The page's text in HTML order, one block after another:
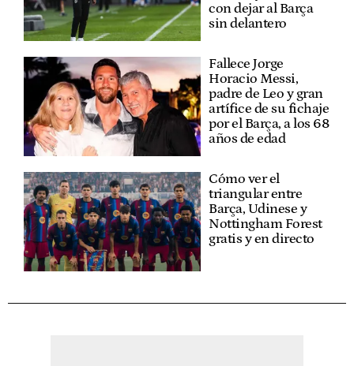
con dejar al Barça
sin delantero
Fallece Jorge
Horacio Messi,
padre de Leo y gran
artífice de su fichaje
por el Barça, a los 68
años de edad
Cómo ver el
triangular entre
Barça, Udinese y
Nottingham Forest
gratis y en directo